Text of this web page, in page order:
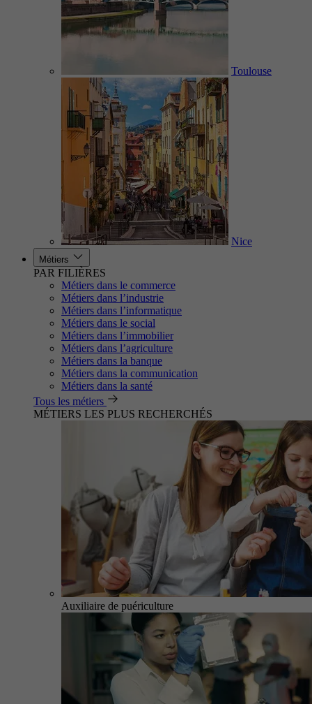
Toulouse
Nice
Métiers
PAR FILIÈRES
Métiers dans le commerce
Métiers dans l’industrie
Métiers dans l’informatique
Métiers dans le social
Métiers dans l’immobilier
Métiers dans l’agriculture
Métiers dans la banque
Métiers dans la communication
Métiers dans la santé
Tous les métiers
MÉTIERS LES PLUS RECHERCHÉS
Auxiliaire de puériculture